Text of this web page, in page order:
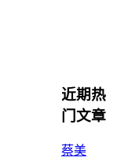
近期热
门文章
蔡美